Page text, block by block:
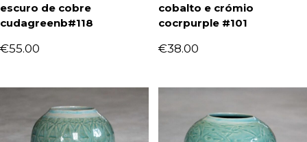
escuro de cobre
cudagreenb#118
55.00
€
cobalto e crómio
cocrpurple #101
38.00
€